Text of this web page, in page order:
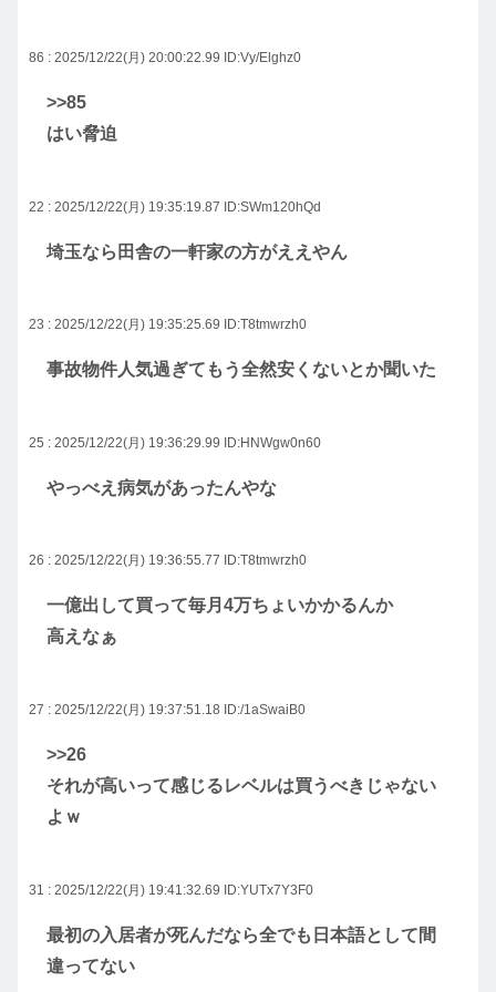
86 : 2025/12/22(月) 20:00:22.99 ID:Vy/Elghz0
>>85
はい脅迫
22 : 2025/12/22(月) 19:35:19.87 ID:SWm120hQd
埼玉なら田舎の一軒家の方がええやん
23 : 2025/12/22(月) 19:35:25.69 ID:T8tmwrzh0
事故物件人気過ぎてもう全然安くないとか聞いた
25 : 2025/12/22(月) 19:36:29.99 ID:HNWgw0n60
やっべえ病気があったんやな
26 : 2025/12/22(月) 19:36:55.77 ID:T8tmwrzh0
一億出して買って毎月4万ちょいかかるんか
高えなぁ
27 : 2025/12/22(月) 19:37:51.18 ID:/1aSwaiB0
>>26
それが高いって感じるレベルは買うべきじゃない
よｗ
31 : 2025/12/22(月) 19:41:32.69 ID:YUTx7Y3F0
最初の入居者が死んだなら全でも日本語として間
違ってない